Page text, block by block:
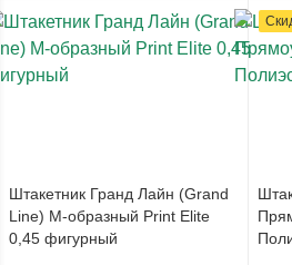
Штакетник Гранд Лайн (Grand
Line) М-образный Print Elite
0,45 фигурный